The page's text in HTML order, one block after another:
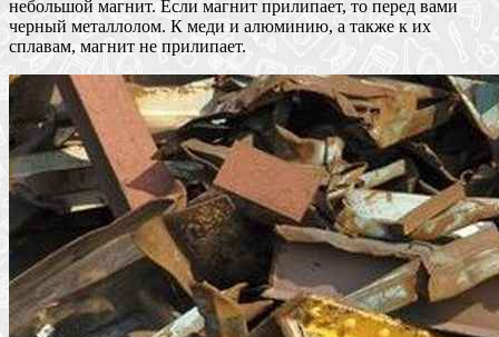
небольшой магнит. Если магнит прилипает, то перед вами
черный металлолом. К меди и алюминию, а также к их
сплавам, магнит не прилипает.